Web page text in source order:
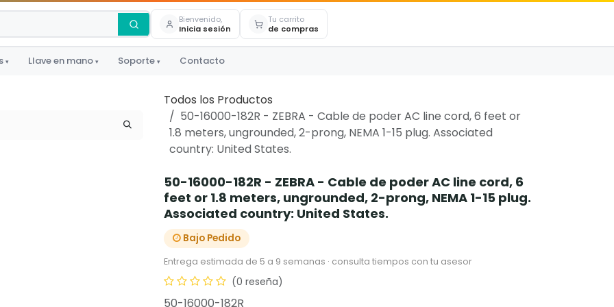
Bienvenido,
Inicia sesión
Tu carrito
de compras
▾ Llave en mano ▾ Soporte ▾ Contacto
Todos los Productos
50-16000-182R - ZEBRA - Cable de poder AC line cord, 6 feet or
1.8 meters, ungrounded, 2-prong, NEMA 1-15 plug. Associated
country: United States.
50-16000-182R - ZEBRA - Cable de poder AC line cord, 6
feet or 1.8 meters, ungrounded, 2-prong, NEMA 1-15 plug.
Associated country: United States.
Bajo Pedido
Entrega estimada de 5 a 9 semanas · consulta tiempos con tu asesor
(0 reseña)
50-16000-182R